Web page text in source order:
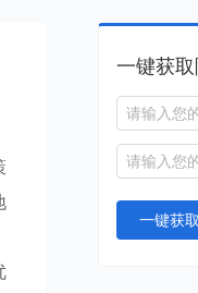
一键获